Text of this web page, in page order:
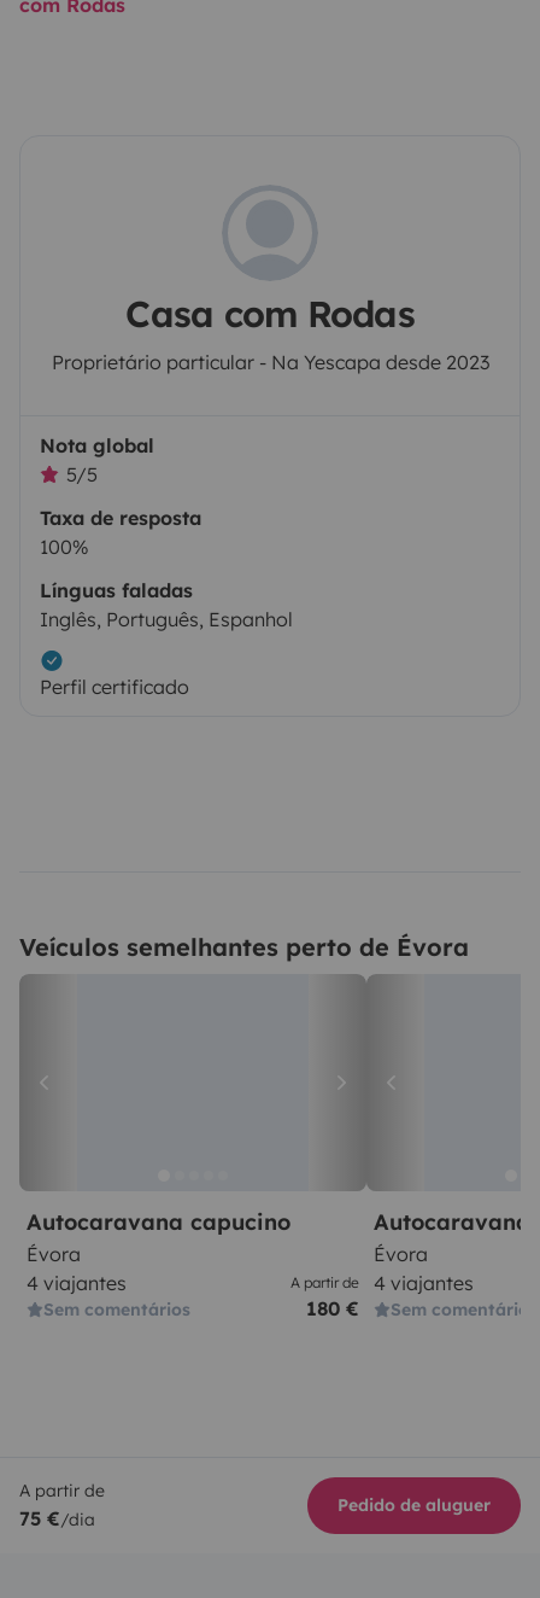
Casa com Rodas
Proprietário particular - Na Yescapa desde 2023
Nota global
5/5
Taxa de resposta
100%
Línguas faladas
Inglês, Português, Espanhol
Perfil certificado
Veículos semelhantes perto de Évora
Autocaravana capucino
Évora
4 viajantes
Sem comentários
A partir de
180 €
Évora
4 viajantes
Sem comentários
A partir de
75 €/dia
Pedido de aluguer